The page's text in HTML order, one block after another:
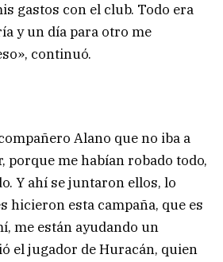
gastos con el club. Todo era
y un día para otro me
continuó.
Alano que no iba a
porque me habían robado todo,
Y ahí se juntaron ellos, lo
hicieron esta campaña, que es
me están ayudando un
el jugador de Huracán, quien